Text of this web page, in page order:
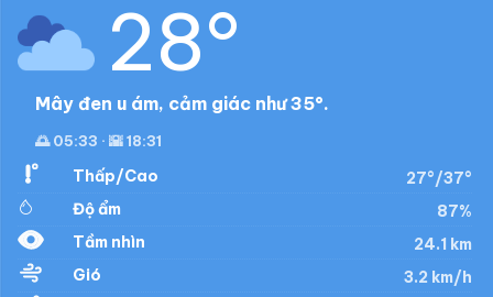
28°
Mây đen u ám, cảm giác như 35°.
🌅 05:33 · 🌇 18:31
Thấp/Cao
27°/37°
Độ ẩm
87%
Tầm nhìn
24.1 km
Gió
3.2 km/h